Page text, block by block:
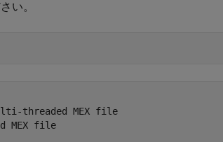
い。
threaded MEX file
MEX file